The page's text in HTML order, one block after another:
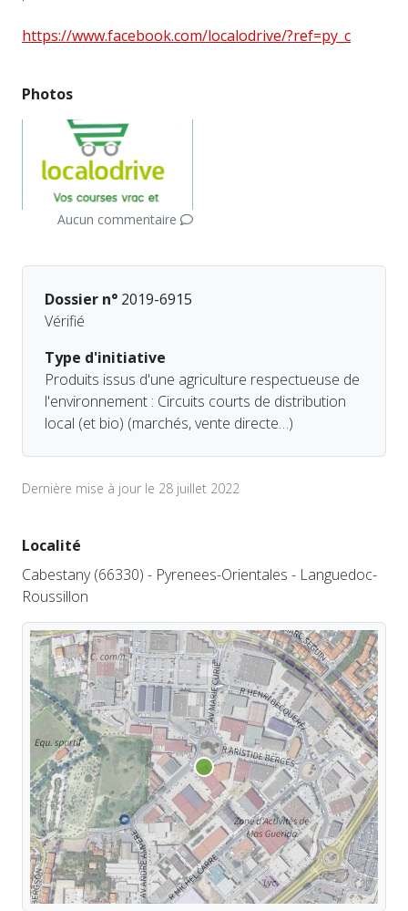
https://www.facebook.com/localodrive/?ref=py_c
Photos
Aucun commentaire
Dossier n° 2019-6915
Vérifié
Type d'initiative
Produits issus d'une agriculture respectueuse de
l'environnement : Circuits courts de distribution
local (et bio) (marchés, vente directe…)
Dernière mise à jour le 28 juillet 2022
Localité
Cabestany (66330) - Pyrenees-Orientales - Languedoc-
Roussillon